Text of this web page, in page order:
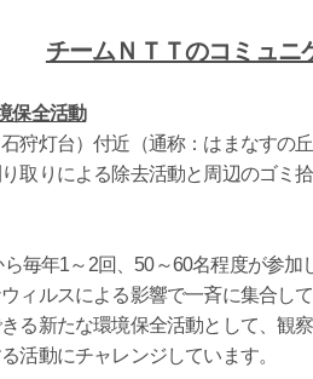
チームＮＴＴのコミュニ
保全活動
狩灯台）付近（通称：はまなすの
取りによる除去活動と周辺のゴミ
毎年1～2回、50～60名程度が参加
ィルスによる影響で一斉に集合し
る新たな環境保全活動として、観
活動にチャレンジしています。